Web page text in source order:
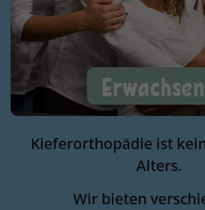
Kieferorthopädie ist
Alters.
Wir bieten